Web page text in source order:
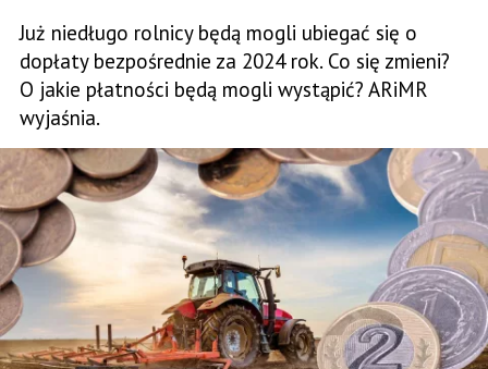
Już niedługo rolnicy będą mogli ubiegać się o
dopłaty bezpośrednie za 2024 rok. Co się zmieni?
O jakie płatności będą mogli wystąpić? ARiMR
wyjaśnia.